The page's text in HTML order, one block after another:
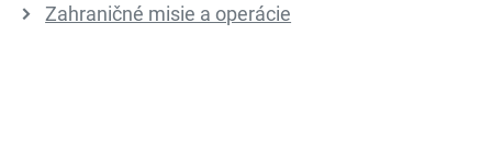
Zahraničné misie a operácie